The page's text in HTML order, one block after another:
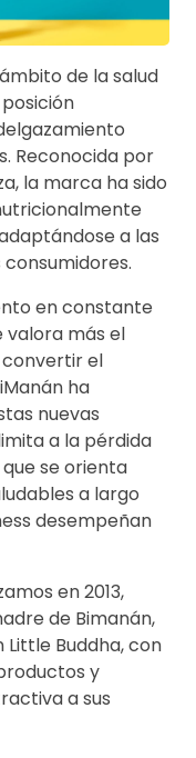
de la salud
Reconocida por
la marca ha sido
a las
en constante
valora más el
el
ha
nuevas
a la pérdida
se orienta
a largo
desempeñan
en 2013,
de Bimanán,
Buddha, con
y
a sus